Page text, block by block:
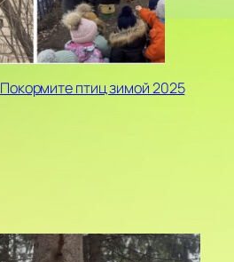
Покормите птиц зимой 2025